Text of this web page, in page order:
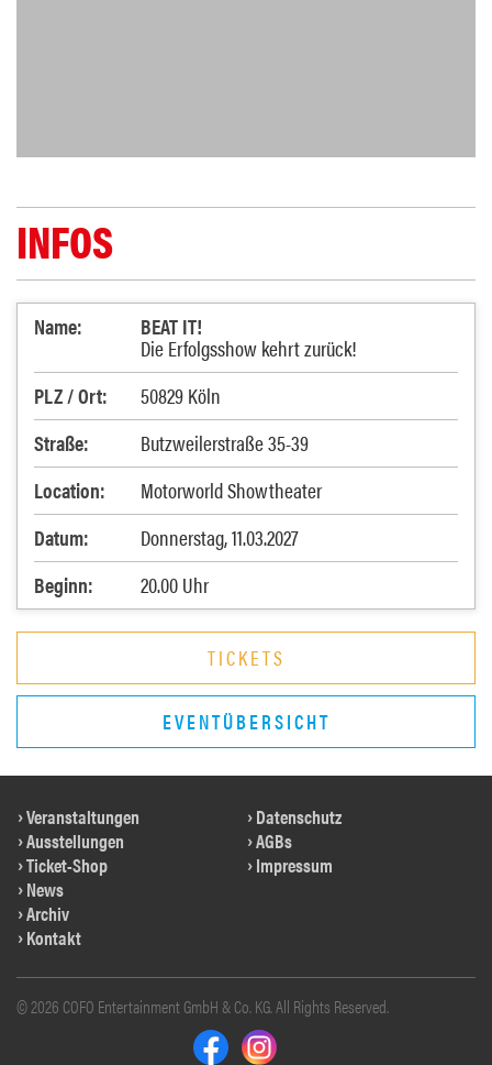
INFOS
Name: BEAT IT!
Die Erfolgsshow kehrt zurück!
PLZ / Ort:
50829 Köln
Straße:
Butzweilerstraße 35-39
Location:
Motorworld Showtheater
Datum:
Donnerstag, 11.03.2027
Beginn:
20.00 Uhr
TICKETS
EVENTÜBERSICHT
Veranstaltungen
Ausstellungen
Ticket-Shop
News
Archiv
Kontakt
Datenschutz
AGBs
Impressum
© 2026 COFO Entertainment GmbH & Co. KG. All Rights Reserved.